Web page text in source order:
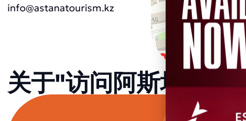
info@astanatourism.kz
关于"访问阿斯塔纳"